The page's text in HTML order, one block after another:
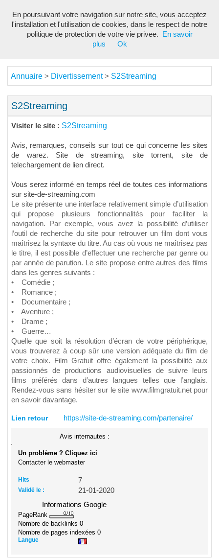
Annuaire > Divertissement> S2Streaming
S2Streaming
Visiter le site : S2Streaming
Avis, remarques, conseils sur tout ce qui concerne les sites
de warez. Site de streaming, site torrent, site de
telechargement de lien direct.
Vous serez informé en temps réel de toutes ces informations
sur site-de-streaming.com
Le site présente une interface relativement simple d’utilisation
qui propose plusieurs fonctionnalités pour faciliter la
navigation. Par exemple, vous avez la possibilité d’utiliser
l’outil de recherche du site pour retrouver un film dont vous
maîtrisez la syntaxe du titre. Au cas où vous ne maîtrisez pas
le titre, il est possible d’effectuer une recherche par genre ou
par année de parution. Le site propose entre autres des films
dans les genres suivants :
• Comédie ;
• Romance ;
• Documentaire ;
• Aventure ;
• Drame ;
• Guerre…
Quelle que soit la résolution d’écran de votre périphérique,
vous trouverez à coup sûr une version adéquate du film de
votre choix. Film Gratuit offre également la possibilité aux
passionnés de productions audiovisuelles de suivre leurs
films préférés dans d’autres langues telles que l’anglais.
Rendez-vous sans hésiter sur le site www.filmgratuit.net pour
en savoir davantage.
Lien retour https://site-de-streaming.com/partenaire/
Avis internautes :
Un problème ? Cliquez ici
Contacter le webmaster
Hits 7
Validé le :
21-01-2020
Informations Google
PageRank
Nombre de backlinks 0
Nombre de pages indexées 0
Langue
En poursuivant votre navigation sur notre site, vous acceptez
l'installation et l'utilisation de cookies, dans le respect de notre
politique de protection de votre vie privee.
En savoir
plus
Ok